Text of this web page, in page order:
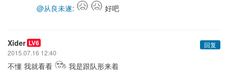
@从良未遂: 好吧
Xider LV6
回复
2015.07.16 12:40
不懂 我就看看 我是跟队形来着